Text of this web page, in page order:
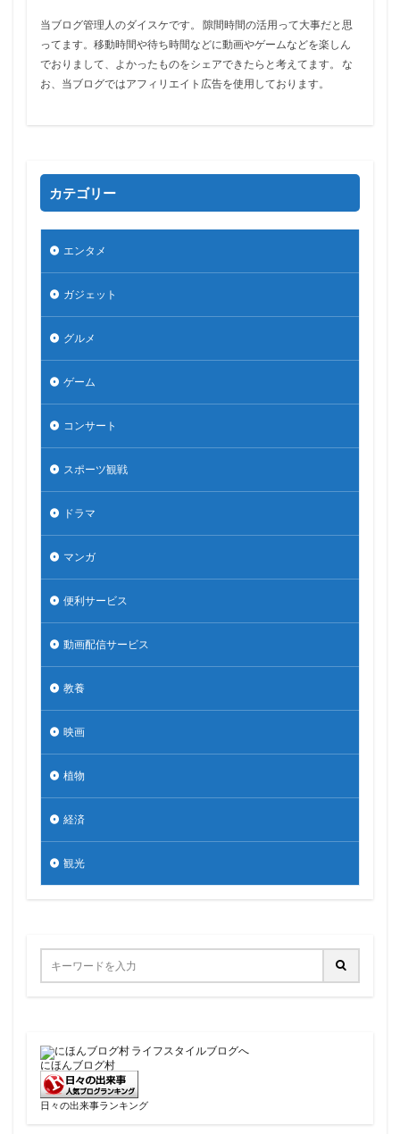
当ブログ管理人のダイスケです。 隙間時間の活用って大事だと思
ってます。移動時間や待ち時間などに動画やゲームなどを楽しん
でおりまして、よかったものをシェアできたらと考えてます。 な
お、当ブログではアフィリエイト広告を使用しております。
カテゴリー
エンタメ
ガジェット
グルメ
ゲーム
コンサート
スポーツ観戦
ドラマ
マンガ
便利サービス
動画配信サービス
教養
映画
植物
経済
観光
にほんブログ村
日々の出来事ランキング